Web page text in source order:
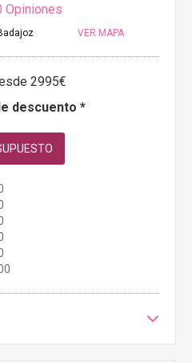
Opiniones
VER MAPA
2995€
descuento *